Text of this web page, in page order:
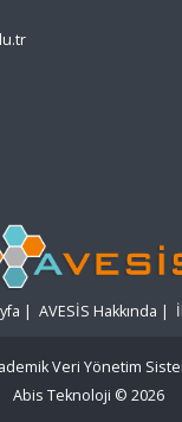
| AVESİS Hakkında |
Veri Yönetim
Abis Teknoloji © 2026